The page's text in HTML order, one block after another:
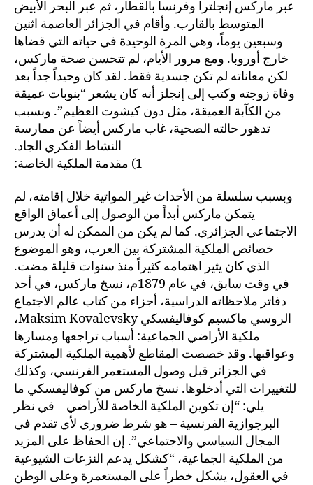
عبر ماركس إنجلترا وفرنسا بالقطار، ثم عبر البحر الأبيض
المتوسط بالقارب. وأقام في الجزائر العاصمة اثنين
وسبعين يوماً، وهي المرة الوحيدة في حياته التي قضاها
خارج أوروبا. ومع مرور الأيام، لم تتحسن صحة ماركس،
لكن معاناته لم تكن جسدية فقط. لقد كان وحيداً جداً بعد
وفاة زوجته وكتب إلى إنجلز أنه كان يشعر “بنوبات عميقة
من الكآبة العميقة، مثل دون كيشوت العظيم”. وبسبب
تدهور حالته الصحية، غاب ماركس أيضاً عن ممارسة
النشاط الفكري الجاد.
1) مقدمة الملكية الخاصة:
وبسبب سلسلة من الأحداث غير المواتية خلال إقامته، لم
يتمكن ماركس أبداً من الوصول إلى أعماق الواقع
الاجتماعي الجزائري. كما لم يكن من الممكن له أن يدرس
خصائص الملكية المشتركة بين العرب، وهو الموضوع
الذي كان يثير اهتمامه كثيراً منذ سنوات قليلة مضت.
في وقت سابق، في عام 1879م، نسخ ماركس، في أحد
دفاتر ملاحظاته الدراسية، أجزاء من كتاب عالم الاجتماع
الروسي ماكسيم كوفاليفسكي Maksim Kovalevsky،
ملكية الأراضي الجماعية: أسباب تراجعها ومسارها
وعواقبها. وقد خصصت المقاطع لأهمية الملكية المشتركة
في الجزائر قبل وصول المستعمر الفرنسي، وكذلك
للتغييرات التي أدخلوها. نسخ ماركس من كوفاليفسكي ما
يلي: “إن تكوين الملكية الخاصة للأراضي – في نظر
البرجوازية الفرنسية – هو شرط ضروري لأي تقدم في
المجال السياسي والاجتماعي”. إن الحفاظ على المزيد
من الملكية الجماعية، “كشكل يدعم النزعات الشيوعية
في العقول، يشكل خطراً على المستعمرة وعلى الوطن